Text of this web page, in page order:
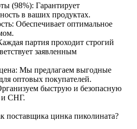
(98%): Гарантирует
в ваших продуктах.
Обеспечивает оптимальное
партия проходит строгий
заявленным
Мы предлагаем выгодные
оптовых покупателей.
быструю и безопасную
и СНГ.
поставщика цинка пиколината?